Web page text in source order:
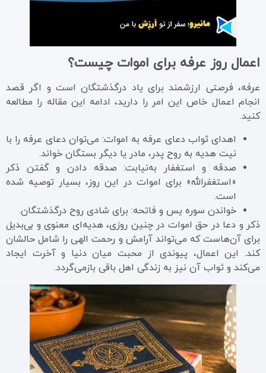
اعمال روز عرفه برای اموات چیست؟
عرفه، فرصتی ارزشمند برای یاد درگذشتگان است و اگر قصد
انجام اعمال خاص این امر را دارید، ادامه این مقاله را مطالعه
کنید.
اهدای ثواب دعای عرفه به اموات: می‌توان دعای عرفه را با
نیت هدیه به روح پدر، مادر یا دیگر بستگان خواند.
صدقه و استغفار به‌نیابت: صدقه دادن و گفتن ذکر
«استغفرالله» برای اموات در این روز، بسیار توصیه شده
است.
خواندن سوره یس و فاتحه: برای شادی روح درگذشتگان.
ذکر و دعا در حق اموات در چنین روزی، هدیه‌ای معنوی و بی‌بدیل
برای آن‌هاست که می‌تواند آرامش و رحمت الهی را شامل حالشان
کند. این اعمال، پیوندی از محبت میان دنیا و آخرت ایجاد
می‌کند و ثواب آن نیز به زندگی اهل باقی بازمی‌گردد.